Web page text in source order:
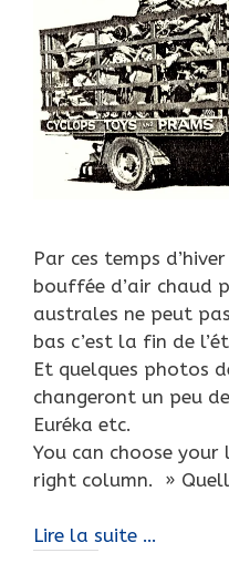
Par ces temps
bouffée d’air chaud
australes ne peut
bas c’est la fin de
Et quelques photos
changeront un peu
Euréka etc.
You can choose
right column. »
Lire la suite …